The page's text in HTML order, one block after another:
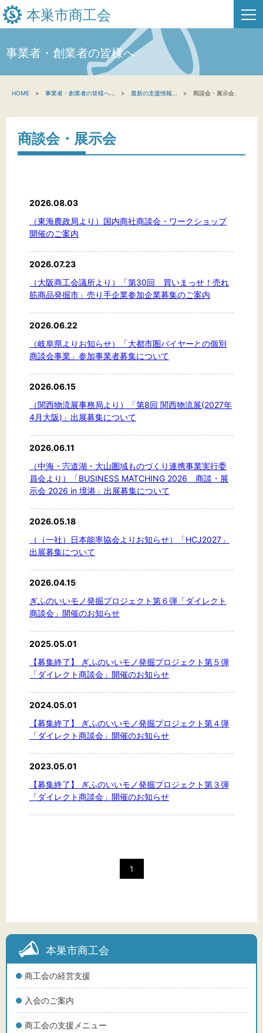
本巣市商工会
新着情報
関係機関の方へ
標準 拡大
黒 白 黄
事業者・創業者の皆様へ
本巣市商工会
商工会の経営支援
入会のご案内
商工会の支援メニュー
HOME 事業者・創業者の皆様へ 最新の支援情報 商談会・展示会.
商談会・展示会
2026.08.03
（東海農政局より）国内商社商談会・ワークショップ
開催のご案内
2026.07.23
（大阪商工会議所より）「第30回 買いまっせ！売れ
筋商品発掘市」売り手企業参加企業募集のご案内
2026.06.22
（岐阜県よりお知らせ）「大都市圏バイヤーとの個別
商談会事業」参加事業者募集について
2026.06.15
（関西物流展事務局より）「第8回 関西物流展(2027年
4月大阪)」出展募集について
2026.06.11
（中海・宍道湖・大山圏域ものづくり連携事業実行委
員会より）「BUSINESS MATCHING 2026 商談・展
示会 2026 in 境港」出展募集について
2026.05.18
（（一社）日本能率協会よりお知らせ）「HCJ2027」
出展募集について
2026.04.15
ぎふのいいモノ発掘プロジェクト第６弾「ダイレクト
商談会」開催のお知らせ
2025.05.01
【募集終了】 ぎふのいいモノ発掘プロジェクト第５弾
「ダイレクト商談会」開催のお知らせ
2024.05.01
【募集終了】 ぎふのいいモノ発掘プロジェクト第４弾
「ダイレクト商談会」開催のお知らせ
2023.05.01
【募集終了】 ぎふのいいモノ発掘プロジェクト第３弾
「ダイレクト商談会」開催のお知らせ
1